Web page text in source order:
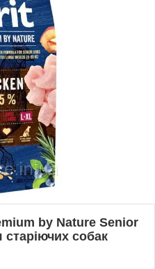
by Nature Senior
собак